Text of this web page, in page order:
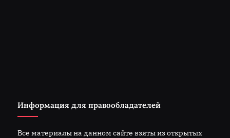
Информация для правообладателей
Все материалы на данном сайте взяты из открытых